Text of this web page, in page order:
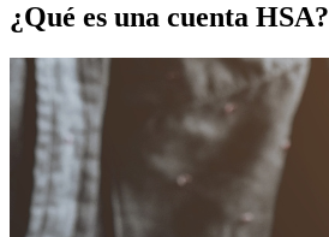
¿Qué es una cuenta HSA?